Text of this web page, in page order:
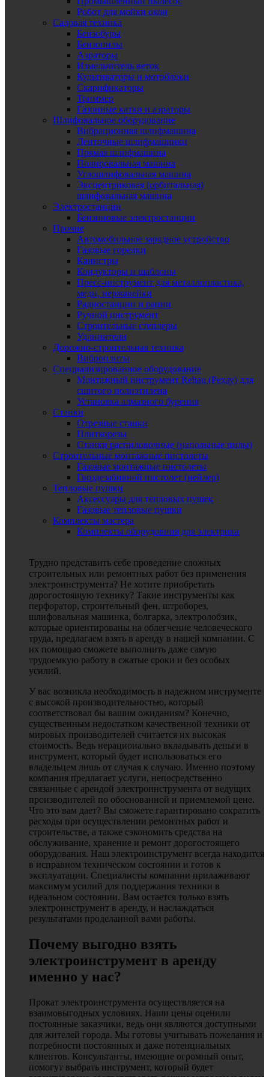
Робот для мойки окон
Садовая техника
Бензобуры
Бензопилы
Аэраторы
Измельчитель веток
Культиваторы и мотоблоки
Скарификаторы
Триммер
Газонные катки и аэраторы
Шлифовальное оборудование
Вибрационная шлифмашина
Ленточные шлифмашинки
Прямая шлифмашина
Полировальная машина
Углошлифовальная машина
Эксцентриковая (орбитальная)
шлифовальная машина
Электростанции
Бензиновые электростанции
Прочие
Автомобильное зарядное устройство
Газовые горелки
Канистры
Кондукторы и шаблоны
Пресс-инструмент для металлопластика,
меди, нержавейки
Радиостанции и рации
Ручной инструмент
Строительные степлеры
Удлинители
Дорожно-строительная техника
Виброплиты
Специализированное оборудование
Монтажный инструмент Rehau (Рехау) для
сшитого полиэтилена
Установка алмазного бурения
Станки
Отрезные станки
Плиткорезы
Станки распиловочные (напольные пилы)
Строительные монтажные пистолеты
Газовые монтажные пистолеты
Гвоздезабивной пистолет (нейлер)
Тепловые пушки
Аксессуары для тепловых пушек
Газовые тепловые пушки
Комплекты мастера
Комплекты оборудовния для электрика
Трудно представить себе проведение сложных
строительных или ремонтных работ без применения
электроинструмента? Не хотите приобретать
дорогостоящую технику? Такие инструменты как
перфоратор, строительный фен, штроборез,
шлифовальная машинка, болгарка, электролобзик,
которые ориентированы на облегчение человеческого
труда, предлагаем взять в аренду в нашей компании. С
их помощью сможете выполнить даже самую
трудоемкую работу в сжатые сроки и без особых
усилий.
У вас возникла необходимость в надежном инструменте
с высокой производительностью, который
соответствовал бы вашим ожиданиям? Конечно,
существенным недостатком качественной техники от
мировых производителей считается их высокая
стоимость. Ведь нерационально вкладывать деньги в
инструмент, который будет использоваться его
владельцем лишь от случая к случаю. Именно поэтому
компания предлагает услуги, непосредственно
связанные с арендой электроинструмента от ведущих
производителей по обоснованной и приемлемой цене.
Что это вам дает? Вы сможете гарантировано сократить
расходы при осуществлении ремонтных работ и
строительстве, а также сэкономить средства на
обслуживание, хранение и ремонт дорогостоящего
оборудования. Наш электроинструмент всегда находится
в исправном техническом состоянии и готов к
эксплуатации. Специалисты компании прилаживают
максимум усилий для поддержания техники в
идеальном состоянии. Вам остается только взять
электроинструмент в аренду, и наслаждаться
результатами проделанной вами работы.
Почему выгодно взять
электроинструмент в аренду
именно у нас?
Прокат электроинструмента осуществляется на
взаимовыгодных условиях. Наши цены оценили
постоянные заказчики, ведь они являются доступными
для жителей города. Мы готовы учитывать пожелания и
потребности постоянных и даже потенциальных
клиентов. Консультанты, имеющие огромный опыт,
помогут выбрать инструмент, который будет